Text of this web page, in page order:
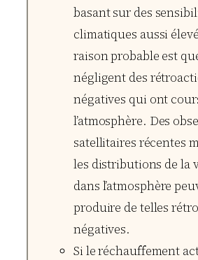
basant sur des
climatiques aussi
raison probable est
négligent des
négatives qui ont
l’atmosphère. Des
satellitaires récentes
les distributions de la
dans l’atmosphère
produire de telles
négatives.
Si le réchauffement